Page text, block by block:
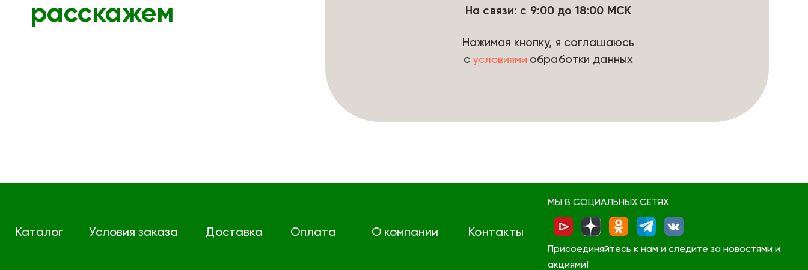
расскажем
На связи: с 9:00 до 18:00 МСК
Нажимая кнопку, я соглашаюсь
с условиями обработки данных
Каталог Условия заказа Доставка Оплата О компании Контакты
МЫ В СОЦИАЛЬНЫХ СЕТЯХ
Присоединяйтесь к нам и следите за новостями и
акциями!